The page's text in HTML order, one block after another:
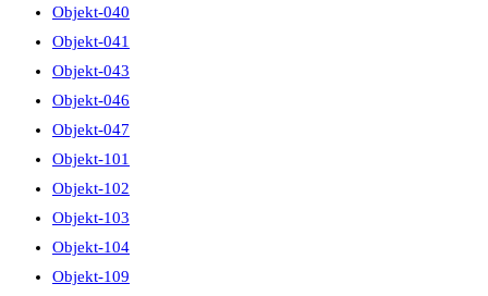
Objekt-040
Objekt-041
Objekt-043
Objekt-046
Objekt-047
Objekt-101
Objekt-102
Objekt-103
Objekt-104
Objekt-109